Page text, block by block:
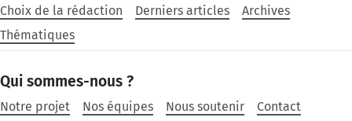
Choix de la rédaction Derniers articles
Archives
Thématiques
Qui sommes-nous ?
Notre projet Nos équipes Nous soutenir
Contact